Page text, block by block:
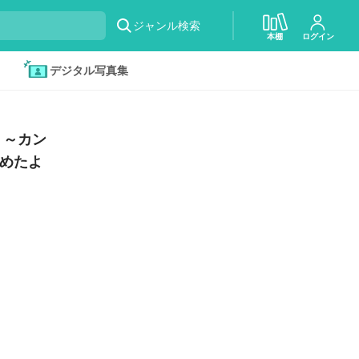
ジャンル検索
本棚 ログイン
デジタル写真集
カン
たよ